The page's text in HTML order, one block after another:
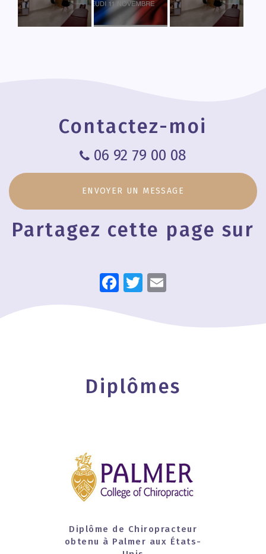
au Tampon
Contactez-moi
06 92 79 00 08
ENVOYER UN MESSAGE
Partagez cette page sur
Facebook
Twitter
Diplômes
Diplôme de Chiropracteur
obtenu à Palmer aux États-